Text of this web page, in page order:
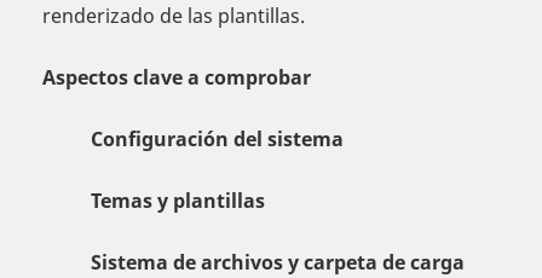
renderizado de las plantillas.
Aspectos clave a comprobar
Configuración del sistema
Temas y plantillas
Sistema de archivos y carpeta de carga